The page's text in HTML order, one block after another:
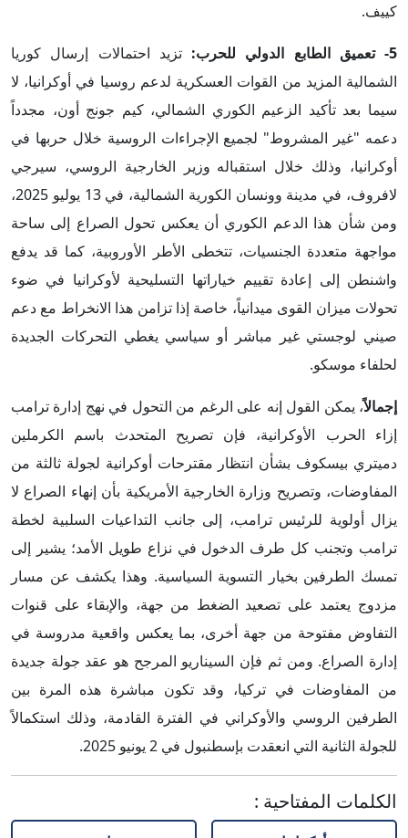
كييف.
5- تعميق الطابع الدولي للحرب:
تزيد احتمالات إرسال كوريا
الشمالية المزيد من القوات العسكرية لدعم روسيا في أوكرانيا، لا
سيما بعد تأكيد الزعيم الكوري الشمالي، كيم جونج أون، مجدداً
دعمه "غير المشروط" لجميع الإجراءات الروسية خلال حربها في
أوكرانيا، وذلك خلال استقباله وزير الخارجية الروسي، سيرجي
لافروف، في مدينة وونسان الكورية الشمالية، في 13 يوليو 2025،
ومن شأن هذا الدعم الكوري أن يعكس تحول الصراع إلى ساحة
مواجهة متعددة الجنسيات، تتخطى الأطر الأوروبية، كما قد يدفع
واشنطن إلى إعادة تقييم خياراتها التسليحية لأوكرانيا في ضوء
تحولات ميزان القوى ميدانياً، خاصة إذا تزامن هذا الانخراط مع دعم
صيني لوجستي غير مباشر أو سياسي يغطي التحركات الجديدة
لحلفاء موسكو.
إجمالاً، يمكن القول إنه على الرغم من التحول في نهج إدارة ترامب
إزاء الحرب الأوكرانية، فإن تصريح المتحدث باسم الكرملين
دميتري بيسكوف بشأن انتظار مقترحات أوكرانية لجولة ثالثة من
المفاوضات، وتصريح وزارة الخارجية الأمريكية بأن إنهاء الصراع لا
يزال أولوية للرئيس ترامب، إلى جانب التداعيات السلبية لخطة
ترامب وتجنب كل طرف الدخول في نزاع طويل الأمد؛ يشير إلى
تمسك الطرفين بخيار التسوية السياسية. وهذا يكشف عن مسار
مزدوج يعتمد على تصعيد الضغط من جهة، والإبقاء على قنوات
التفاوض مفتوحة من جهة أخرى، بما يعكس واقعية مدروسة في
إدارة الصراع. ومن ثم فإن السيناريو المرجح هو عقد جولة جديدة
من المفاوضات في تركيا، وقد تكون مباشرة هذه المرة بين
الطرفين الروسي والأوكراني في الفترة القادمة، وذلك استكمالاً
للجولة الثانية التي انعقدت بإسطنبول في 2 يونيو 2025.
الكلمات المفتاحية :